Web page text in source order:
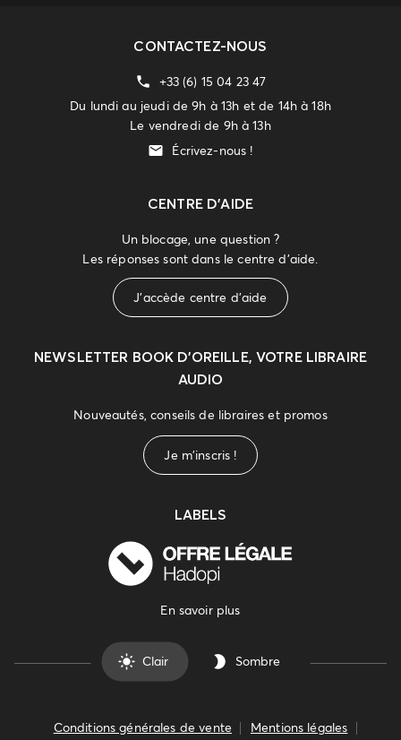
CONTACTEZ-NOUS
+33 (6) 15 04 23 47
Du lundi au jeudi de 9h à 13h et de 14h à 18h
Le vendredi de 9h à 13h
Écrivez-nous !
CENTRE D'AIDE
Un blocage, une question ?
Les réponses sont dans le centre d'aide.
J'accède centre d'aide
NEWSLETTER BOOK D’OREILLE, VOTRE LIBRAIRE
AUDIO
Nouveautés, conseils de libraires et promos
Je m'inscris !
LABELS
En savoir plus
Clair Sombre
Conditions générales de vente Mentions légales